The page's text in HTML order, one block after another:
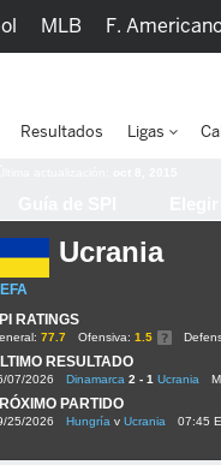
Ucrania
RATINGS
77.7 Ofensiva: 1.5
RESULTADO
07/2026 Dinamarca 2 - 1 Ucrania
PARTIDO
25/2026 Hungría v Ucrania 07:45
MLB F.
Resultados Ligas